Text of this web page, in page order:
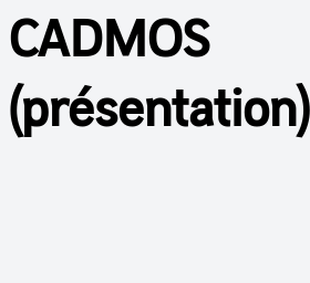
CADMOS
(présentation)